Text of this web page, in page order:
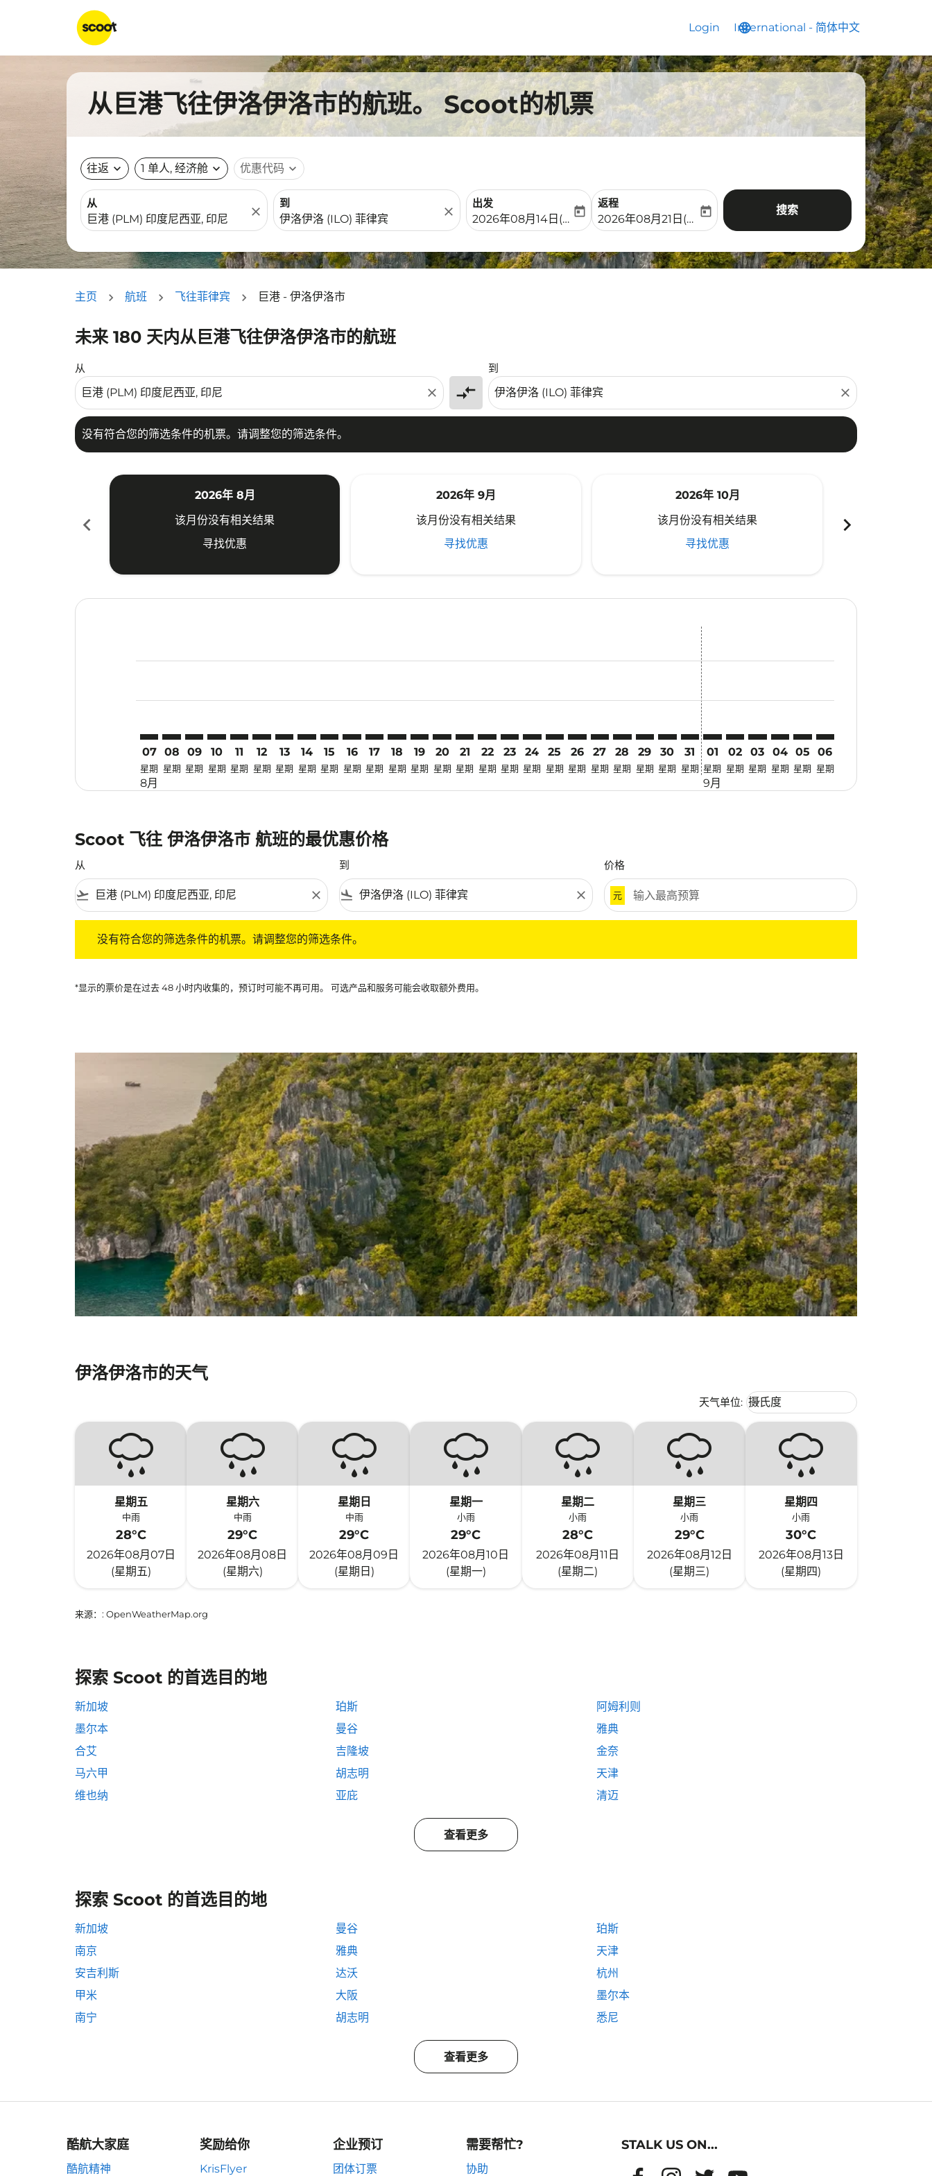
Login language
International - 简体中文
keyboard_arrow_down
从巨港飞往伊洛伊洛市的航班。 Scoot的机票
往返 expand_more 1 单人, 经济舱 expand_more 优惠代码 expand_more
从
close
到
close
出发
fc-booking-departure-date-aria-label
2026年08月14日(周五)
today
返程
fc-booking-return-date-aria-label
2026年08月21日(周五)
today 搜索
主页 航班 飞往菲律宾 巨港 - 伊洛伊洛市
未来 180 天内从巨港飞往伊洛伊洛市的航班
从
close compare_arrows
到
close
没有符合您的筛选条件的机票。请调整您的筛选条件。
没有符合您的筛选条件的机票。请调整您的筛选条件。
chevron_left
2026年 8月
该月份没有相关结果
寻找优惠
2026年 9月
该月份没有相关结果
寻找优惠
2026年 10月
该月份没有相关结果
寻找优惠
chevron_right
07
星期
8月
08
星期
09
星期
10
星期
11
星期
12
星期
13
星期
14
星期
15
星期
16
星期
17
星期
18
星期
19
星期
20
星期
21
星期
PLM–ILO: cmp-view-offers-disclaimer. 寻找优惠
22
星期
PLM–ILO: cmp-view-offers-disclaimer. 寻找优惠
23
星期
PLM–ILO: cmp-view-offers-disclaimer. 寻找优惠
24
星期
PLM–ILO: cmp-view-offers-disclaimer. 寻找优惠
25
星期
PLM–ILO: cmp-view-offers-disclaimer. 寻找优惠
26
星期
PLM–ILO: cmp-view-offers-disclaimer. 寻找优惠
27
星期
PLM–ILO: cmp-view-offers-disclaimer. 寻找优惠
28
星期
PLM–ILO: cmp-view-offers-disclaimer. 寻找优惠
29
星期
PLM–ILO: cmp-view-offers-disclaimer. 寻找优惠
30
星期
PLM–ILO: cmp-view-offers-disclaimer. 寻找优惠
31
星期
01
星期
9月
02
星期
03
星期
04
星期
05
星期
06
星期
Scoot 飞往 伊洛伊洛市 航班的最优惠价格
从
flight_takeoff close
到
flight_land close
价格
元
没有符合您的筛选条件的机票。请调整您的筛选条件。
*显示的票价是在过去 48 小时内收集的，预订时可能不再可用。 可选产品和服务可能会收取额外费用。
伊洛伊洛市的天气
天气单位: Weather unit option 摄氏度
摄氏度
keyboard_arrow_down
星期五
中雨
28°C
2026年08月07日
(星期五)
星期六
中雨
29°C
2026年08月08日
(星期六)
星期日
中雨
29°C
2026年08月09日
(星期日)
星期一
小雨
29°C
2026年08月10日
(星期一)
星期二
小雨
28°C
2026年08月11日
(星期二)
星期三
小雨
29°C
2026年08月12日
(星期三)
星期四
小雨
30°C
2026年08月13日
(星期四)
来源： : OpenWeatherMap.org
探索 Scoot 的首选目的地
新加坡 珀斯
阿姆利则
墨尔本
曼谷
雅典
合艾
吉隆坡
金奈
马六甲
胡志明
天津
维也纳
亚庇 清迈
查看更多
探索 Scoot 的首选目的地
新加坡 曼谷
珀斯
南京
雅典
天津
安吉利斯
达沃
杭州
甲米
大阪
墨尔本
南宁
胡志明 悉尼
查看更多
酷航大家庭
酷航精神
奖励给你
KrisFlyer
企业预订
团体订票
需要帮忙?
协助
STALK US ON...